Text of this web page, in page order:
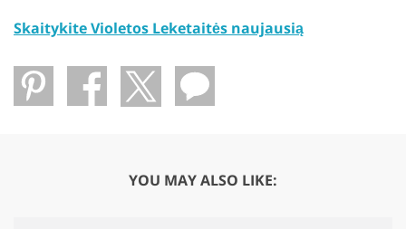
Skaitykite Violetos Leketaitės naujausią
YOU MAY ALSO LIKE: